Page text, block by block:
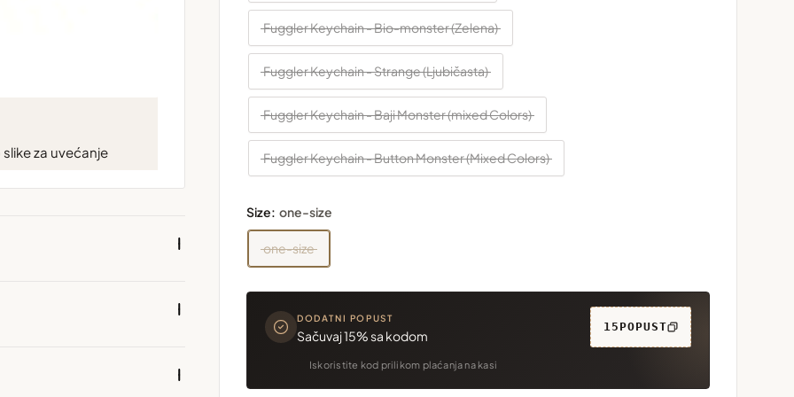
za uvećanje
Fuggler Keychain - Bio-monster (Zelena)
Fuggler Keychain - Strange (Ljubičasta)
Fuggler Keychain - Baji Monster (mixed Colors)
Fuggler Keychain - Button Monster (Mixed Colors)
Size: one-size
one-size
DODATNI POPUST
Sačuvaj 15% sa kodom
15POPUST
Iskoristite kod prilikom plaćanja na kasi